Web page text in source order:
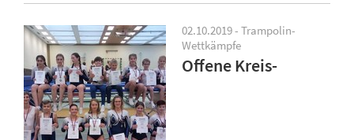
02.10.2019 - Trampolin-
Wettkämpfe
Offene Kreis-